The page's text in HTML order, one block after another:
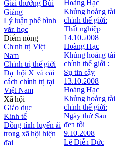
Giải thưởng Bùi
Giáng
Lý luận phê bình
văn học
Điểm nóng
Chính trị Việt
Nam
Chính trị thế giới
Đại hội X và cải
cách chính trị tại
Việt Nam
Xã hội
Giáo dục
Kinh tế
Đồng tính luyến ái
trong xã hội hiện
đại
Hoàng Hạc
Khủng hoảng tài
chính thế giới:
Thất nghiệp
14.10.2008
Hoàng Hạc
Khủng hoảng tài
chính thế giới :
Sự tin cậy
13.10.2008
Hoàng Hạc
Khủng hoảng tài
chính thế giới:
Ngày thứ Sáu
đen tối
9.10.2008
Lê Diễn Đức